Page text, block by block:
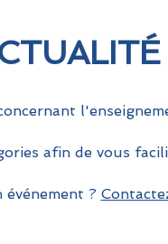
afin de vous
?